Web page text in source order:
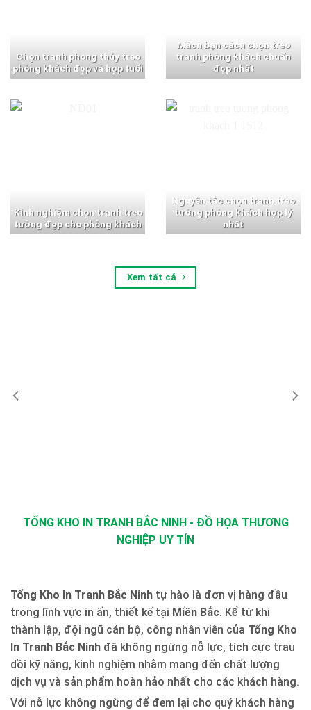
Chọn tranh phong thủy treo
phòng khách đẹp và hợp tuổi
Mách bạn cách chọn treo
tranh phòng khách chuẩn
đẹp nhất
Kinh nghiệm chọn tranh treo
tường đẹp cho phòng khách
Nguyên tắc chọn tranh treo
tường phòng khách hợp lý
nhất
Xem tất cả
TỔNG KHO IN TRANH BẮC NINH - ĐỒ HỌA THƯƠNG
NGHIỆP UY TÍN
Tổng Kho In Tranh Bắc Ninh tự hào là đơn vị hàng đầu
trong lĩnh vực in ấn, thiết kế tại Miền Bắc. Kể từ khi
thành lập, đội ngũ cán bộ, công nhân viên của Tổng Kho
In Tranh Bắc Ninh đã không ngừng nỗ lực, tích cực trau
dồi kỹ năng, kinh nghiệm nhằm mang đến chất lượng
dịch vụ và sản phẩm hoàn hảo nhất cho các khách hàng.
Với nỗ lực không ngừng để đem lại cho quý khách hàng